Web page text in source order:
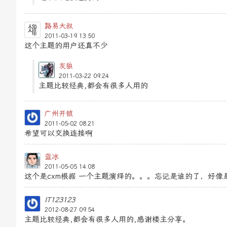
路易大叔
2011-03-19 13:50
这个主题的用户还真不少
灰狼
2011-03-22 09:24
主题比较经典,都会有很多人用的
广州开锁
2011-05-02 08:21
希望可以交换连接啊
蓝冰
2011-05-05 14:08
这个是cxm根据 一个主题演绎的。。。忘记是谁的了，好像
IT123123
2012-08-27 09:54
主题比较经典,都会有很多人用的,感谢楼主分享。